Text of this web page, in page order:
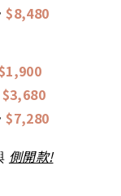
$8,480
$3,680
$7,280
側開款!